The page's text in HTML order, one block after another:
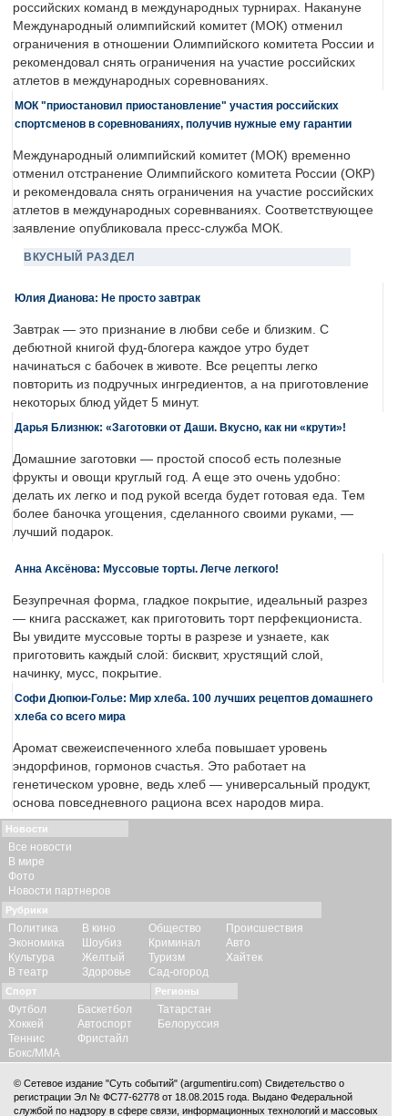
российских команд в международных турнирах. Накануне
Международный олимпийский комитет (МОК) отменил
ограничения в отношении Олимпийского комитета России и
рекомендовал снять ограничения на участие российских
атлетов в международных соревнованиях.
МОК "приостановил приостановление" участия российских
спортсменов в соревнованиях, получив нужные ему гарантии
Международный олимпийский комитет (МОК) временно
отменил отстранение Олимпийского комитета России (ОКР)
и рекомендовала снять ограничения на участие российских
атлетов в международных соревнваниях. Соответствующее
заявление опубликовала пресс-служба МОК.
ВКУСНЫЙ РАЗДЕЛ
Юлия Дианова: Не просто завтрак
Завтрак — это признание в любви себе и близким. С
дебютной книгой фуд-блогера каждое утро будет
начинаться с бабочек в животе. Все рецепты легко
повторить из подручных ингредиентов, а на приготовление
некоторых блюд уйдет 5 минут.
Дарья Близнюк: «Заготовки от Даши. Вкусно, как ни «крути»!
Домашние заготовки — простой способ есть полезные
фрукты и овощи круглый год. А еще это очень удобно:
делать их легко и под рукой всегда будет готовая еда. Тем
более баночка угощения, сделанного своими руками, —
лучший подарок.
Анна Аксёнова: Муссовые торты. Легче легкого!
Безупречная форма, гладкое покрытие, идеальный разрез
— книга расскажет, как приготовить торт перфекциониста.
Вы увидите муссовые торты в разрезе и узнаете, как
приготовить каждый слой: бисквит, хрустящий слой,
начинку, мусс, покрытие.
Софи Дюпюи-Голье: Мир хлеба. 100 лучших рецептов домашнего
хлеба со всего мира
Аромат свежеиспеченного хлеба повышает уровень
эндорфинов, гормонов счастья. Это работает на
генетическом уровне, ведь хлеб — универсальный продукт,
основа повседневного рациона всех народов мира.
Новости
Все новости
В мире
Фото
Новости партнеров
Рубрики
Политика
Экономика
Культура
В театр
В кино
Шоубиз
Желтый
Здоровье
Общество
Криминал
Туризм
Сад-огород
Происшествия
Авто
Хайтек
Спорт
Футбол
Хоккей
Теннис
Бокс/ММА
Баскетбол
Автоспорт
Фристайл
Регионы
Татарстан
Белоруссия
© Сетевое издание "Суть событий" (argumentiru.com) Свидетельство о
регистрации Эл № ФС77-62778 от 18.08.2015 года. Выдано Федеральной
службой по надзору в сфере связи, информационных технологий и массовых